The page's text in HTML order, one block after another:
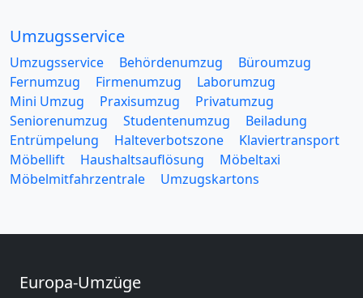
Umzugsservice
Umzugsservice Behördenumzug
Büroumzug
Fernumzug
Firmenumzug
Laborumzug
Mini Umzug
Praxisumzug
Privatumzug
Seniorenumzug
Studentenumzug
Beiladung
Entrümpelung
Halteverbotszone
Klaviertransport
Möbellift
Haushaltsauflösung
Möbeltaxi
Möbelmitfahrzentrale
Umzugskartons
Europa-Umzüge